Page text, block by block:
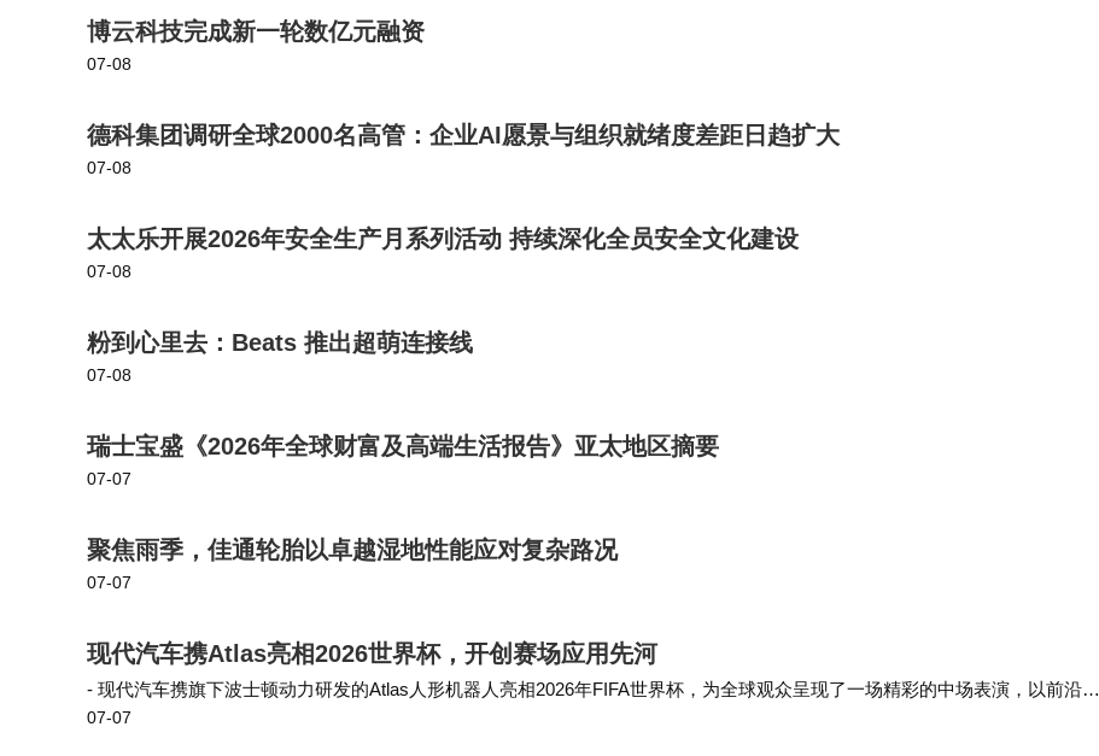
博云科技完成新一轮数亿元融资
07-08
德科集团调研全球2000名高管：企业AI愿景与组织就绪度差距日趋扩大
07-08
太太乐开展2026年安全生产月系列活动 持续深化全员安全文化建设
07-08
粉到心里去：Beats 推出超萌连接线
07-08
瑞士宝盛《2026年全球财富及高端生活报告》亚太地区摘要
07-07
聚焦雨季，佳通轮胎以卓越湿地性能应对复杂路况
07-07
现代汽车携Atlas亮相2026世界杯，开创赛场应用先河
- 现代汽车携旗下波士顿动力研发的Atlas人形机器人亮相2026年FIFA世界杯，为全球观众呈现了一场精彩的中场表演，以前沿机
器人技术在真实赛场的落地，开创人形机器人在全球顶级赛事中的应用先河- 此次机器人展演一举创下两大里程碑：量产版Atlas
07-07